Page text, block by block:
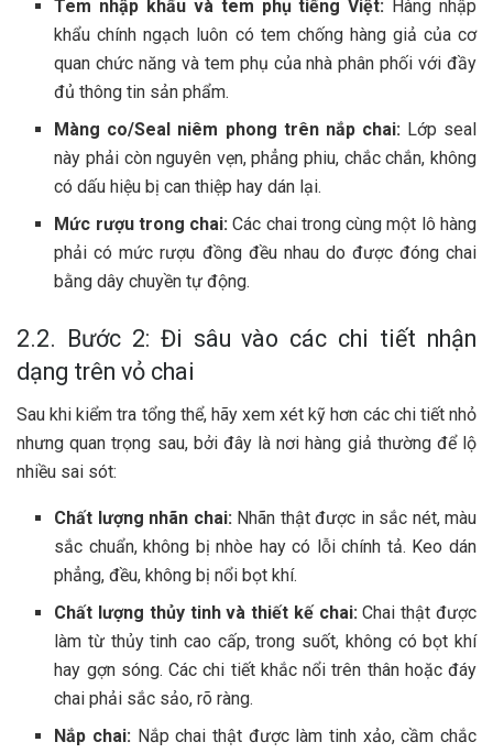
Tem nhập khẩu và tem phụ tiếng Việt: Hàng nhập
khẩu chính ngạch luôn có tem chống hàng giả của cơ
quan chức năng và tem phụ của nhà phân phối với đầy
đủ thông tin sản phẩm.
Màng co/Seal niêm phong trên nắp chai:Lớp seal
này phải còn nguyên vẹn, phẳng phiu, chắc chắn, không
có dấu hiệu bị can thiệp hay dán lại.
Mức rượu trong chai: Các chai trong cùng một lô hàng
phải có mức rượu đồng đều nhau do được đóng chai
bằng dây chuyền tự động.
2.2. Bước 2: Đi sâu vào các chi tiết nhận
dạng trên vỏ chai
Sau khi kiểm tra tổng thể, hãy xem xét kỹ hơn các chi tiết nhỏ
nhưng quan trọng sau, bởi đây là nơi hàng giả thường để lộ
nhiều sai sót:
Chất lượng nhãn chai:Nhãn thật được in sắc nét, màu
sắc chuẩn, không bị nhòe hay có lỗi chính tả. Keo dán
phẳng, đều, không bị nổi bọt khí.
Chất lượng thủy tinh và thiết kế chai:Chai thật được
làm từ thủy tinh cao cấp, trong suốt, không có bọt khí
hay gợn sóng. Các chi tiết khắc nổi trên thân hoặc đáy
chai phải sắc sảo, rõ ràng.
Nắp chai:Nắp chai thật được làm tinh xảo, cầm chắc